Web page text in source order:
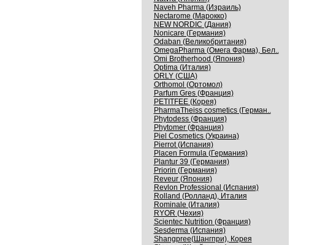
Naveh Pharma (Израиль)
Nectarome (Марокко)
NEW NORDIC (Дания)
Nonicare (Германия)
Odaban (Великобритания)
OmegaPharma (Омега Фарма), Бел..
Omi Brotherhood (Япония)
Optima (Италия)
ORLY (США)
Orthomol (Ортомол)
Parfum Gres (Франция)
PETITFEE (Корея)
PharmaTheiss cosmetics (Герман..
Phytodess (Франция)
Phytomer (Франция)
Piel Cosmetics (Украина)
Pierrot (Испания)
Placen Formula (Германия)
Plantur 39 (Германия)
Priorin (Германия)
Reveur (Япония)
Revlon Professional (Испания)
Rolland (Ролланд), Италия
Rominale (Италия)
RYOR (Чехия)
Scientec Nutrition (Франция)
Sesderma (Испания)
Shangpree(Шангпри), Корея